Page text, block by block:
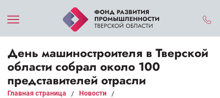
День машиностроителя в Тверской
области собрал около 100
представителей отрасли
Главная страница / Новости
/